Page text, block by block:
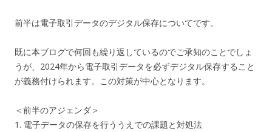
前半は電子取引データのデジタル保存についてです。
既に本ブログで何回も繰り返しているのでご承知のことでしょ
うが、2024年から電子取引データを必ずデジタル保存すること
が義務付けられます。この対策が中心となります。
＜前半のアジェンダ＞
1. 電子データの保存を行ううえでの課題と対処法